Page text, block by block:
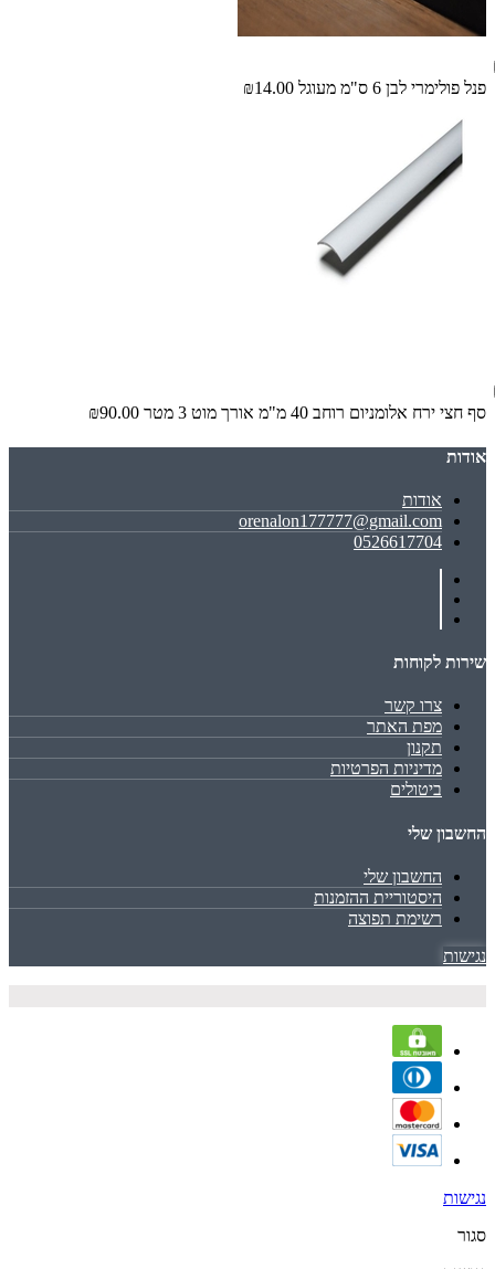
פנל פולימרי לבן 6 ס"מ מעוגל ₪14.00
סף חצי ירח אלומניום רוחב 40 מ"מ אורך מוט 3 מטר ₪90.00
אודות
אודות
orenalon177777@gmail.com
0526617704
שירות לקוחות
צרו קשר
מפת האתר
תקנון
מדיניות הפרטיות
ביטולים
החשבון שלי
החשבון שלי
היסטוריית ההזמנות
רשימת תפוצה
נגישות
נגישות
סגור